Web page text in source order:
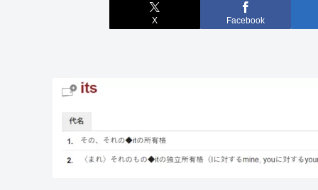
X Facebook